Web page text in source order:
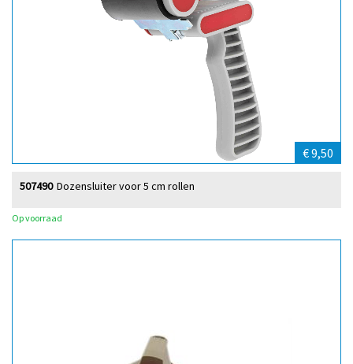
€ 9,50
Dozensluiter voor 5 cm rollen
507490
Op voorraad